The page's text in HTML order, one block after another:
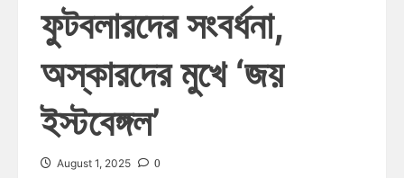
ফুটবলারদের সংবর্ধনা,
অস্কারদের মুখে ‘জয়
ইস্টবেঙ্গল’
August 1, 2025 0